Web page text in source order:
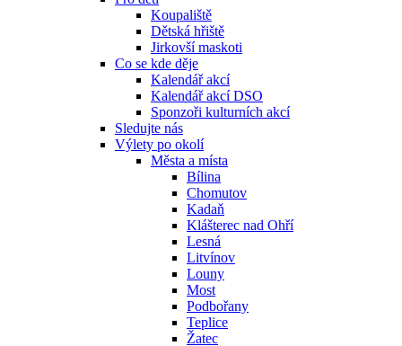
Koupaliště
Dětská hřiště
Jirkovší maskoti
Co se kde děje
Kalendář akcí
Kalendář akcí DSO
Sponzoři kulturních akcí
Sledujte nás
Výlety po okolí
Města a místa
Bílina
Chomutov
Kadaň
Klášterec nad Ohří
Lesná
Litvínov
Louny
Most
Podbořany
Teplice
Žatec